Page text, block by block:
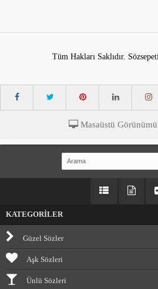
Tüm Hakları Saklıdır.
Masaüstü
KATEGORİLER
Güzel Sözler
Aşk Sözleri
Ünlü Sözleri